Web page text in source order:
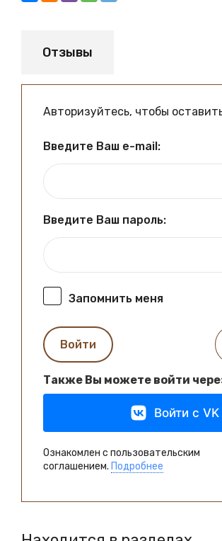
Отзывы
Авторизуйтесь, чтобы
Введите Ваш e-mail:
Введите Ваш пароль:
Запомнить меня
Войти
Также Вы можете войти
Войти с VK
Ознакомлен с пользовательским
соглашением. Подробнее